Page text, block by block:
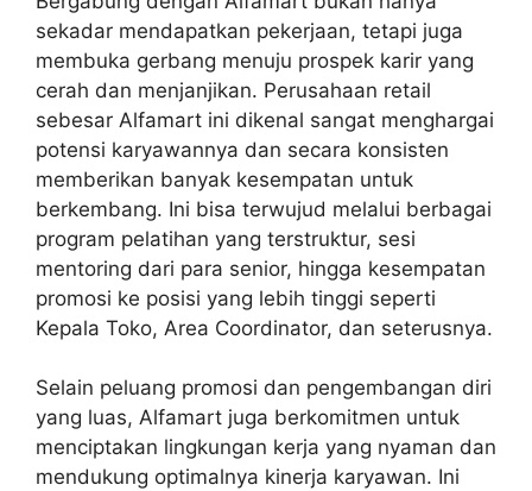
sekadar mendapatkan pekerjaan, tetapi juga
membuka gerbang menuju prospek karir yang
cerah dan menjanjikan. Perusahaan retail
sebesar Alfamart ini dikenal sangat menghargai
potensi karyawannya dan secara konsisten
memberikan banyak kesempatan untuk
berkembang. Ini bisa terwujud melalui berbagai
program pelatihan yang terstruktur, sesi
mentoring dari para senior, hingga kesempatan
promosi ke posisi yang lebih tinggi seperti
Kepala Toko, Area Coordinator, dan seterusnya.
Selain peluang promosi dan pengembangan diri
yang luas, Alfamart juga berkomitmen untuk
menciptakan lingkungan kerja yang nyaman dan
mendukung optimalnya kinerja karyawan. Ini